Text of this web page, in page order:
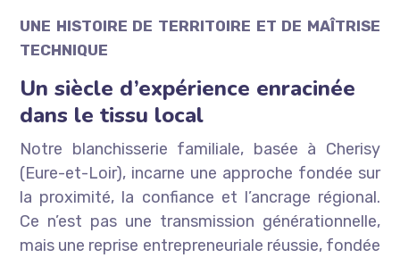
UNE HISTOIRE DE TERRITOIRE ET DE MAÎTRISE
TECHNIQUE
Un siècle d’expérience enracinée
dans le tissu local
Notre blanchisserie familiale, basée à Cherisy
(Eure-et-Loir), incarne une approche fondée sur
la proximité, la confiance et l’ancrage régional.
Ce n’est pas une transmission générationnelle,
mais une reprise entrepreneuriale réussie, fondée